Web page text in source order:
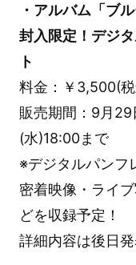
・アルバム「ブ
封入限定！デジ
ト
料金：￥3,500(
販売期間：9月29
(水)18:00まで
※デジタルパンフ
密着映像・ライ
どを収録予定！
詳細内容は後日発